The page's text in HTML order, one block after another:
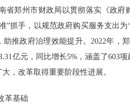
省郑州市财政局以贯彻落实《政府
”抓手，以规范政府购买服务支出为
推政府治理效能提升。 2022年，
亿元，同比增长5%，涵盖了603项
，改革取得重要阶段性进展。
革基础